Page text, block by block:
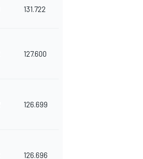
131.722
127.600
126.699
126.696